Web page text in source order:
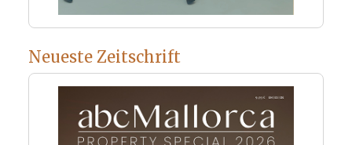
Neueste Zeitschrift